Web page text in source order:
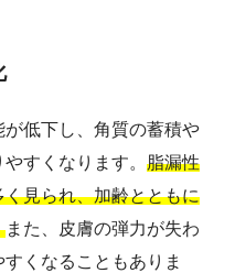
低下し、角質の蓄積や
すくなります。 脂漏性
見られ、加齢とともに
また、皮膚の弾力が失わ
くなることもありま